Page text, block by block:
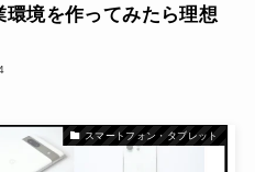
境を作ってみたら理想
スマートフォン・タブレット